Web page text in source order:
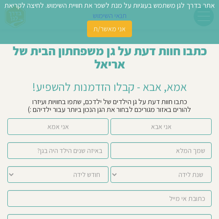
כתבו חוות דעת על גן משפחתון הבית של
אריאל
אמא, אבא - קבלו הזדמנות להשפיע!
כתבו חוות דעת על גן הילדים של ילדכם, שתפו בחוויות ועיזרו
להורים באזור מגוריכם לבחור את הגן הנכון ביותר עבור ילדיהם :)
אני אמא אני אבא
אתר בדרך לגן משתמש בעוגיות על מנת לשפר את חוויית השימוש. לחיצה לקריאת
תנאי השימוש
אני מאשר/ת